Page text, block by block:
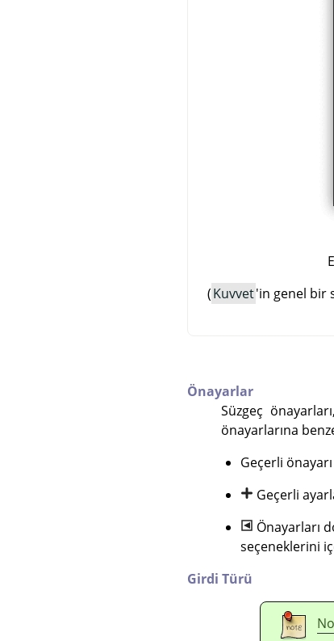
(Kuvvet'in genel bir
Önayarlar
Süzgeç
önayarlarına
Geçerli
Geçerli
Önayarları
seçeneklerini
Girdi Türü